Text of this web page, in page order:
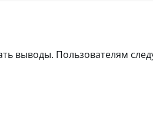
выводы. Пользователям